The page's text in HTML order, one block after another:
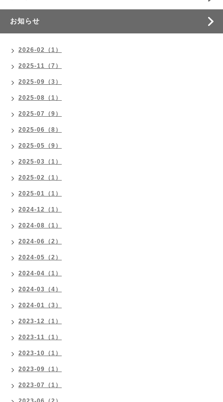
お知らせ
2026-02（1）
2025-11（7）
2025-09（3）
2025-08（1）
2025-07（9）
2025-06（8）
2025-05（9）
2025-03（1）
2025-02（1）
2025-01（1）
2024-12（1）
2024-08（1）
2024-06（2）
2024-05（2）
2024-04（1）
2024-03（4）
2024-01（3）
2023-12（1）
2023-11（1）
2023-10（1）
2023-09（1）
2023-07（1）